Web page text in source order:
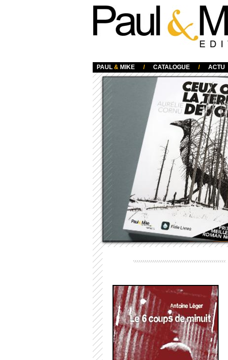
PAUL & MIKE / CATALOGUE / ACTU